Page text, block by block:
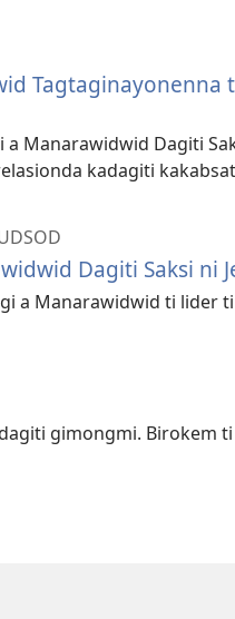
Tagtaginayonenna
Manarawidwid Dagiti
kadagiti
Dagiti Saksi ni
a Manarawidwid ti lider
gimongmi. Birokem